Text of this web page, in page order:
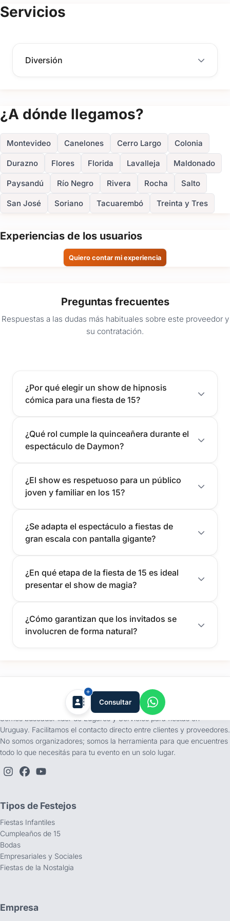
Servicios
Diversión
¿A dónde llegamos?
Montevideo Canelones Cerro Largo Colonia
Durazno Flores Florida Lavalleja Maldonado
Paysandú Río Negro Rivera Rocha Salto
San José Soriano Tacuarembó Treinta y Tres
Experiencias de los usuarios
Quiero contar mi experiencia
Preguntas frecuentes
Respuestas a las dudas más habituales sobre este proveedor y
su contratación.
¿Por qué elegir un show de hipnosis
cómica para una fiesta de 15?
¿Qué rol cumple la quinceañera durante el
espectáculo de Daymon?
¿El show es respetuoso para un público
joven y familiar en los 15?
¿Se adapta el espectáculo a fiestas de
gran escala con pantalla gigante?
¿En qué etapa de la fiesta de 15 es ideal
presentar el show de magia?
¿Cómo garantizan que los invitados se
involucren de forma natural?
Consultar
tufiesta.com.uy
Somos buscador líder de Lugares y Servicios para fiestas en
Uruguay. Facilitamos el contacto directo entre clientes y proveedores.
No somos organizadores; somos la herramienta para que encuentres
todo lo que necesitás para tu evento en un solo lugar.
Tipos de Festejos
Fiestas Infantiles
Cumpleaños de 15
Bodas
Empresariales y Sociales
Fiestas de la Nostalgia
Empresa